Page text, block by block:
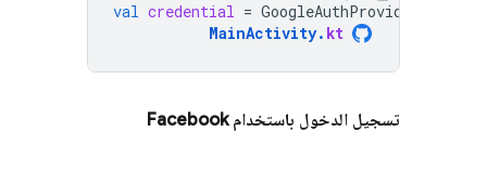
val credential = GoogleAuthProvider
MainActivity. kt
تسجيل الدخول باستخدام Facebook